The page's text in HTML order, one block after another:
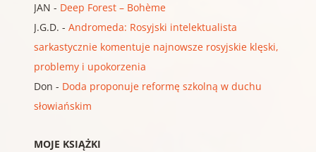
JAN - Deep Forest – Bohème
J.G.D. - Andromeda: Rosyjski intelektualista
sarkastycznie komentuje najnowsze rosyjskie klęski,
problemy i upokorzenia
Don - Doda proponuje reformę szkolną w duchu
słowiańskim
MOJE KSIĄŻKI